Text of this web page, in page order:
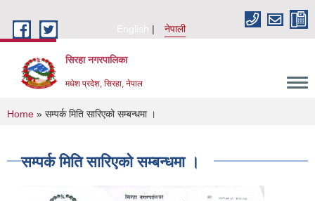
English
नेपाली
सिरहा नगरपालिका
मधेश प्रदेश, सिरहा, नेपाल
You are here
Home » सम्पर्क मिति सारिएको सम्बन्धमा ।
सम्पर्क मिति सारिएको सम्बन्धमा ।